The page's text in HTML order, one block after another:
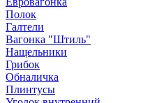
Полок
Галтели
Вагонка "Штиль"
Нащельники
Грибок
Обналичка
Плинтусы